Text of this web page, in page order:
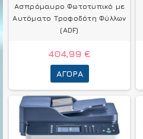
Ασπρόμαυρο Φωτοτυπικό με
Αυτόματο Τροφοδότη Φύλλων
(ADF)
404,99 €
ΑΓΟΡΆ